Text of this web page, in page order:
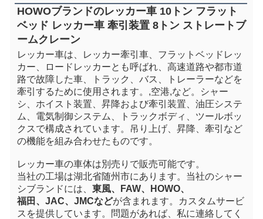
HOWOブランドのレッカー車 10トン フラット
ベッド レッカー車 牽引装置 8トン ストレートブ
ームクレーン
レッカー車は、レッカー牽引車、フラットベッドレッ
カー、ロードレッカーとも呼ばれ、高速道路や都市道
路で故障した車、トラック、バス、トレーラーなどを
牽引するために使用されます。 ,空港,など。シャー
シ、ホイスト装置、昇降および牽引装置、油圧システ
ム、電気制御システム、トラックボディ、ツールボッ
クスで構成されています。吊り上げ、昇降、牽引など
の機能を組み合わせたものです。
レッカー車の車体は別売り で販売可能です。
当社の工場は湖北省随州市にあります。当社のシャー
シブランドには、 東風、FAW、HOWO、
福田、 JAC、JMCなどが含まれます。カスタムサービ
スを提供しています。問題があれば、私に連絡してく